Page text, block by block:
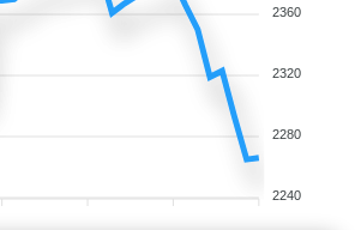
2360
2320
2280
2240